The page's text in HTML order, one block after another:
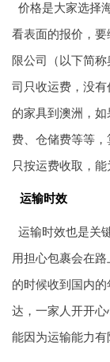
价格是大家选择
看表面的报价，要
限公司（以下简称
司只收运费，没
的家具到澳洲，
费、仓储费等等
只按运费收取，能
运输时效
运输时效也是关键
用担心包裹会在
的时候收到国内的
达，一家人开开
能因为运输能力有